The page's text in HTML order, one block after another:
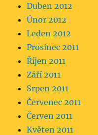
Duben 2012
Únor 2012
Leden 2012
Prosinec 2011
Říjen 2011
Září 2011
Srpen 2011
Červenec 2011
Červen 2011
Květen 2011